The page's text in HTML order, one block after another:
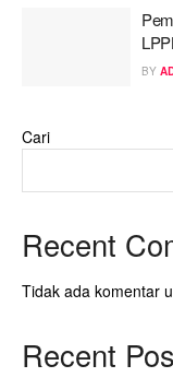
BY
Cari
Recent
Tidak ada komentar
Recent